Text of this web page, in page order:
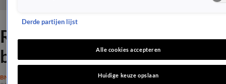
Rico Verhoeven voor niks
bang
BN'ERS
Derde partijen lijst
Alle cookies accepteren
Huidige keuze opslaan